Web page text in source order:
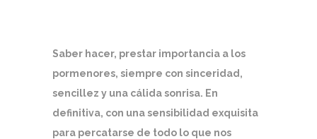
Saber hacer, prestar importancia a los
pormenores, siempre con sinceridad,
sencillez y una cálida sonrisa. En
definitiva, con una sensibilidad exquisita
para percatarse de todo lo que nos